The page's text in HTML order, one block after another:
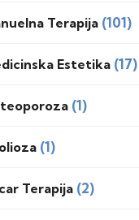
Terapija (101)
Estetika (17)
(1)
(1)
Terapija (2)